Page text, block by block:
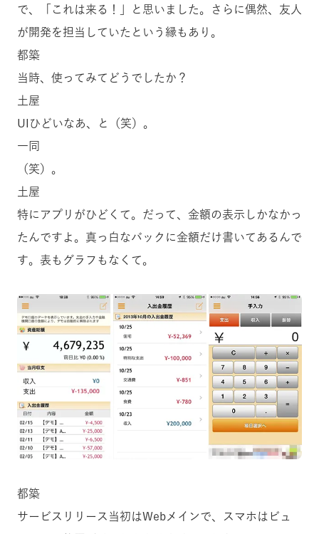
で、「これは来る！」と思いました。さらに偶然、友人
が開発を担当していたという縁もあり。
都築
当時、使ってみてどうでしたか？
土屋
UIひどいなあ、と（笑）。
一同
（笑）。
土屋
特にアプリがひどくて。だって、金額の表示しかなかっ
たんですよ。真っ白なバックに金額だけ書いてあるんで
す。表もグラフもなくて。
都築
サービスリリース当初はWebメインで、スマホはビュ